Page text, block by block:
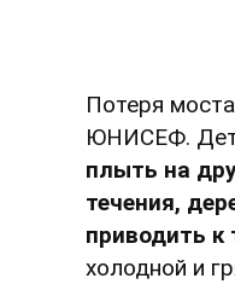
Потеря
ЮНИСЕФ.
плыть на
течения,
приводить
холодной и